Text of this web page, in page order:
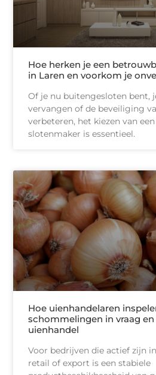
Hoe herken je een
in Laren en voorkom je
Of je nu buitengesloten bent,
vervangen of de beveiliging
verbeteren, het kiezen van
slotenmaker is essentieel.
Hoe uienhandelaren
schommelingen in vraag
uienhandel
Voor bedrijven die actief zijn
retail of export is een stabiele